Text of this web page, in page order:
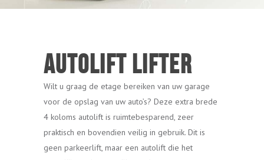
Autolift LIFTER
Wilt u graag de etage bereiken van uw garage
voor de opslag van uw auto’s? Deze extra brede
4 koloms autolift is ruimtebesparend, zeer
praktisch en bovendien veilig in gebruik. Dit is
geen parkeerlift, maar een autolift die het